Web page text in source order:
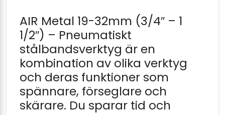
AIR Metal 19-32mm (3/4″ – 1
1/2″) – Pneumatiskt
stålbandsverktyg är en
kombination av olika verktyg
och deras funktioner som
spännare, förseglare och
skärare. Du sparar tid och